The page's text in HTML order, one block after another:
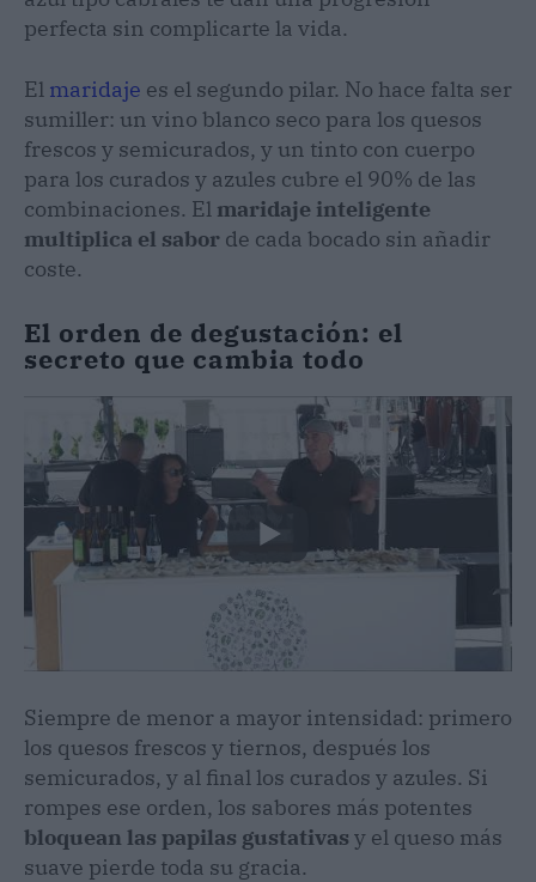
perfecta sin complicarte la vida.
El maridaje es el segundo pilar. No hace falta ser
sumiller: un vino blanco seco para los quesos
frescos y semicurados, y un tinto con cuerpo
para los curados y azules cubre el 90% de las
combinaciones. El maridaje inteligente
multiplica el sabor de cada bocado sin añadir
coste.
El orden de degustación: el
secreto que cambia todo
Siempre de menor a mayor intensidad: primero
los quesos frescos y tiernos, después los
semicurados, y al final los curados y azules. Si
rompes ese orden, los sabores más potentes
bloquean las papilas gustativas y el queso más
suave pierde toda su gracia.